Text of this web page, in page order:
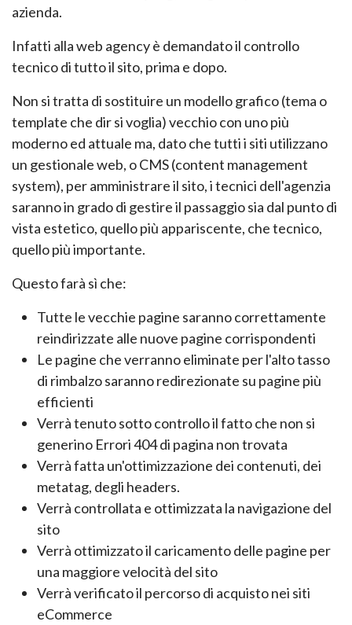
azienda.
Infatti alla web agency è demandato il controllo
tecnico di tutto il sito, prima e dopo.
Non si tratta di sostituire un modello grafico (tema o
template che dir si voglia) vecchio con uno più
moderno ed attuale ma, dato che tutti i siti utilizzano
un gestionale web, o CMS (content management
system), per amministrare il sito, i tecnici dell'agenzia
saranno in grado di gestire il passaggio sia dal punto di
vista estetico, quello più appariscente, che tecnico,
quello più importante.
Questo farà sì che:
Tutte le vecchie pagine saranno correttamente
reindirizzate alle nuove pagine corrispondenti
Le pagine che verranno eliminate per l'alto tasso
di rimbalzo saranno redirezionate su pagine più
efficienti
Verrà tenuto sotto controllo il fatto che non si
generino Errori 404 di pagina non trovata
Verrà fatta un'ottimizzazione dei contenuti, dei
metatag, degli headers.
Verrà controllata e ottimizzata la navigazione del
sito
Verrà ottimizzato il caricamento delle pagine per
una maggiore velocità del sito
Verrà verificato il percorso di acquisto nei siti
eCommerce